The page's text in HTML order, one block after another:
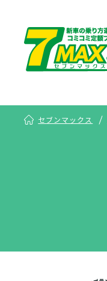
セブンマックス